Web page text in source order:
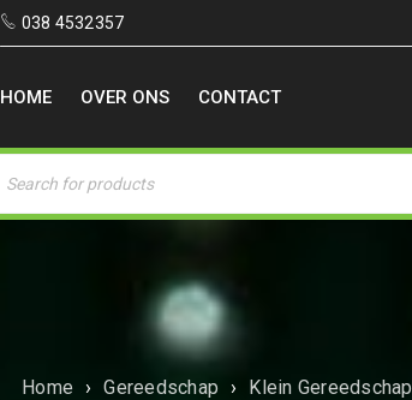
038 4532357
HOME OVER ONS CONTACT
Home › Gereedschap › Klein Gereedschap